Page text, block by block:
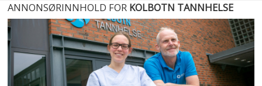
ANNONSØRINNHOLD FOR KOLBOTN TANNHELSE